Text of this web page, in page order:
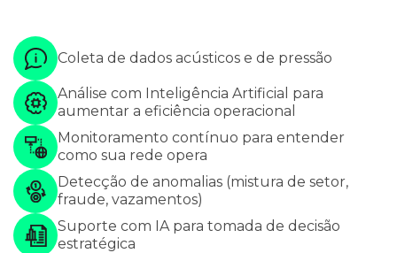
Coleta de dados acústicos e de pressão
Análise com Inteligência Artificial para
aumentar a eficiência operacional
Monitoramento contínuo para entender
como sua rede opera
Detecção de anomalias (mistura de setor,
fraude, vazamentos)
Suporte com IA para tomada de decisão
estratégica